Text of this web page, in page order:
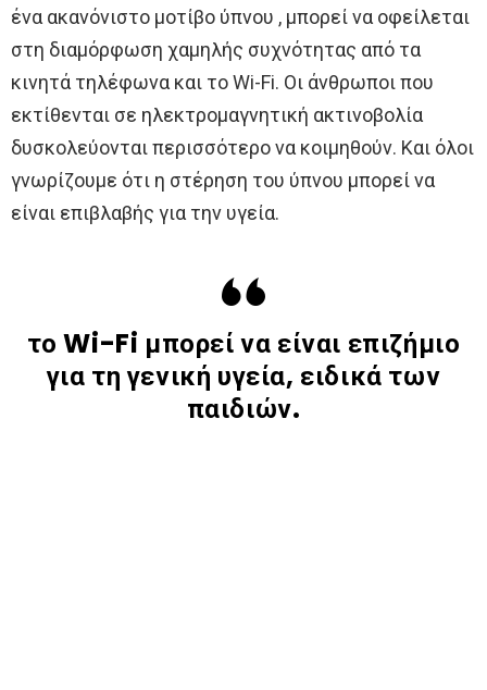
ένα ακανόνιστο μοτίβο ύπνου , μπορεί να οφείλεται
στη διαμόρφωση χαμηλής συχνότητας από τα
κινητά τηλέφωνα και το Wi-Fi. Οι άνθρωποι που
εκτίθενται σε ηλεκτρομαγνητική ακτινοβολία
δυσκολεύονται περισσότερο να κοιμηθούν. Και όλοι
γνωρίζουμε ότι η στέρηση του ύπνου μπορεί να
είναι επιβλαβής για την υγεία.
το Wi-Fi μπορεί να είναι επιζήμιο
για τη γενική υγεία, ειδικά των
παιδιών.